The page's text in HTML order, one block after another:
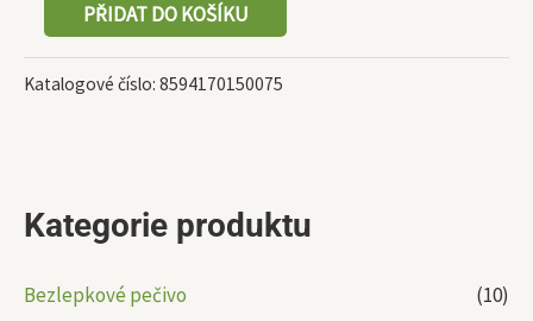
Kategorie produktu
Bezlepkové pečivo
(10)
PŘIDAT DO KOŠÍKU
Katalogové číslo: 8594170150075